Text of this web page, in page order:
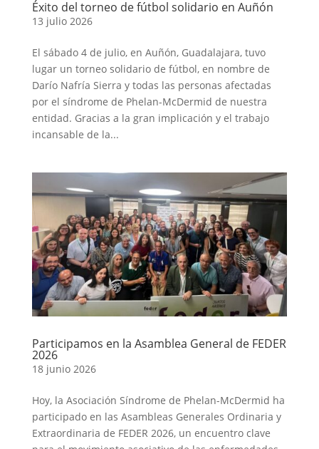
Éxito del torneo de fútbol solidario en Auñón
13 julio 2026
El sábado 4 de julio, en Auñón, Guadalajara, tuvo
lugar un torneo solidario de fútbol, en nombre de
Darío Nafría Sierra y todas las personas afectadas
por el síndrome de Phelan-McDermid de nuestra
entidad. Gracias a la gran implicación y el trabajo
incansable de la...
Participamos en la Asamblea General de FEDER
2026
18 junio 2026
Hoy, la Asociación Síndrome de Phelan-McDermid ha
participado en las Asambleas Generales Ordinaria y
Extraordinaria de FEDER 2026, un encuentro clave